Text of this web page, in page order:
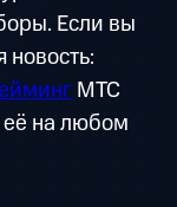
Если вы
МТС
её на любом